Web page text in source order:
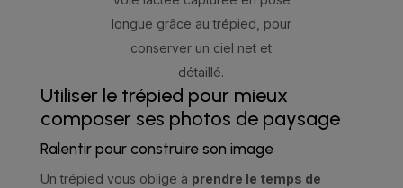
longue grâce au trépied, pour
conserver un ciel net et
détaillé.
Utiliser le trépied pour mieux
composer ses photos de paysage
Ralentir pour construire son image
Un trépied vous oblige à prendre le temps de